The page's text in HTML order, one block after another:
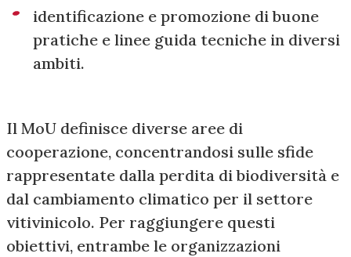
identificazione e promozione di buone
pratiche e linee guida tecniche in diversi
ambiti.
Il MoU definisce diverse aree di
cooperazione, concentrandosi sulle sfide
rappresentate dalla perdita di biodiversità e
dal cambiamento climatico per il settore
vitivinicolo. Per raggiungere questi
obiettivi, entrambe le organizzazioni